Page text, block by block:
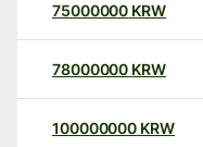
75000000 KRW
78000000 KRW
100000000 KRW